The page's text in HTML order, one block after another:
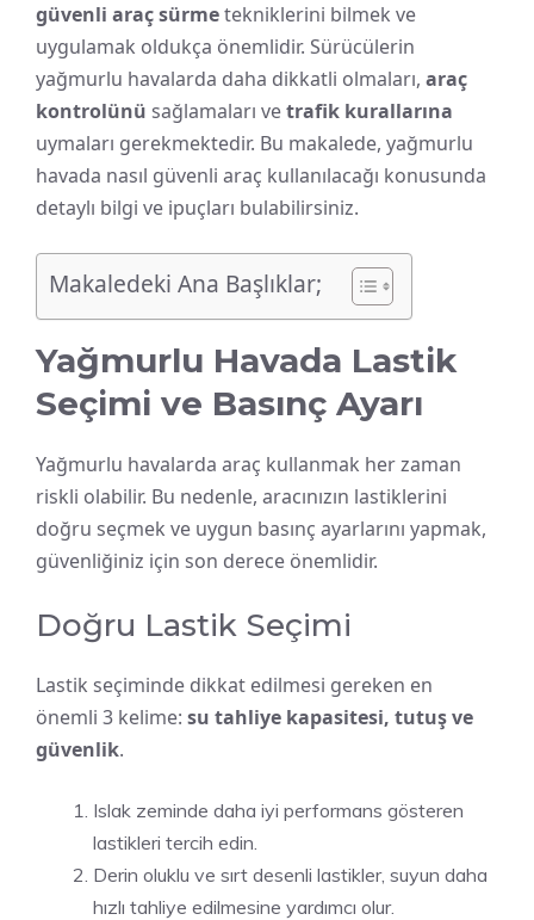
güvenli araç sürmetekniklerini bilmek ve
uygulamak oldukça önemlidir. Sürücülerin
yağmurlu havalarda daha dikkatli olmaları, araç
kontrolünü sağlamaları vetrafik kurallarına
uymaları gerekmektedir. Bu makalede, yağmurlu
havada nasıl güvenli araç kullanılacağı konusunda
detaylı bilgi ve ipuçları bulabilirsiniz.
Makaledeki Ana Başlıklar;
Yağmurlu Havada Lastik
Seçimi ve Basınç Ayarı
Yağmurlu havalarda araç kullanmak her zaman
riskli olabilir. Bu nedenle, aracınızın lastiklerini
doğru seçmek ve uygun basınç ayarlarını yapmak,
güvenliğiniz için son derece önemlidir.
Doğru Lastik Seçimi
Lastik seçiminde dikkat edilmesi gereken en
önemli 3 kelime: su tahliye kapasitesi, tutuş ve
güvenlik.
Islak zeminde daha iyi performans gösteren
lastikleri tercih edin.
Derin oluklu ve sırt desenli lastikler, suyun daha
hızlı tahliye edilmesine yardımcı olur.